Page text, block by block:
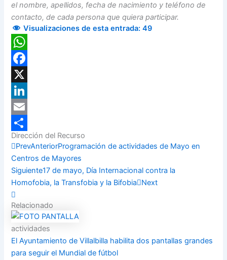
el nombre, apellidos, fecha de nacimiento y teléfono de
contacto, de cada persona que quiera participar.
Visualizaciones de esta entrada: 49
WhatsApp
Facebook
X
LinkedIn
Email
Compartir
Dirección del Recurso
PrevAnteriorProgramación de actividades de Mayo en
Centros de Mayores
Siguiente17 de mayo, Día Internacional contra la
Homofobia, la Transfobia y la Bifobia
Next
Relacionado
actividades
El Ayuntamiento de Villalbilla habilita dos pantallas grandes
para seguir el Mundial de fútbol